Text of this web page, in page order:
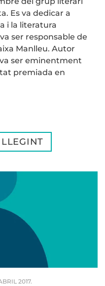
Es va dedicar a
i la literatura
ser responsable de
Manlleu. Autor
ser eminentment
premiada en
2017.